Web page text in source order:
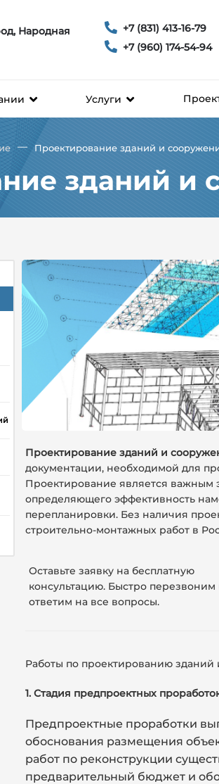
Народная
+7 (831) 413-16-79
+7 (960) 174-54-94
Услуги
— Проектирование зданий и
зданий и
Проектирование зданий и
документации, необходимой для
Проектирование является важным
определяющего эффективность
перепланировки. Без наличия
строительно-монтажных работ в
Оставьте заявку на бесплатную
консультацию. Быстро перезвоним
ответим на все вопросы.
Работы по проектированию
1. Стадия предпроектных
Предпроектные проработки
обоснования размещения
работ по реконструкции
предварительный бюджет и